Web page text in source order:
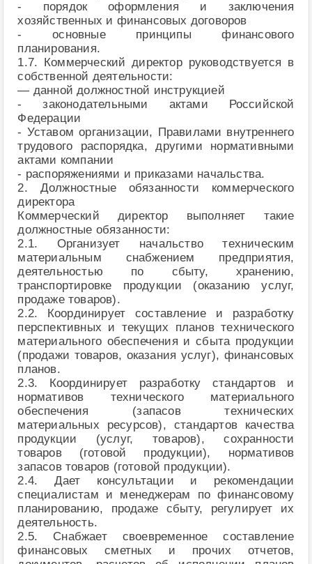
- порядок оформления и заключения
хозяйственных и финансовых договоров
- основные принципы финансового
планирования.
1.7. Коммерческий директор руководствуется в
собственной деятельности:
— данной должностной инструкцией
- законодательными актами Российской
Федерации
- Уставом организации, Правилами внутреннего
трудового распорядка, другими нормативными
актами компании
- распоряжениями и приказами начальства.
2. Должностные обязанности коммерческого
директора
Коммерческий директор выполняет такие
должностные обязанности:
2.1. Организует начальство техническим
материальным снабжением предприятия,
деятельностью по сбыту, хранению,
транспортировке продукции (оказанию услуг,
продаже товаров).
2.2. Координирует составление и разработку
перспективных и текущих планов технического
материального обеспечения и сбыта продукции
(продажи товаров, оказания услуг), финансовых
планов.
2.3. Координирует разработку стандартов и
нормативов технического материального
обеспечения (запасов технических
материальных ресурсов), стандартов качества
продукции (услуг, товаров), сохранности
товаров (готовой продукции), нормативов
запасов товаров (готовой продукции).
2.4. Дает консультации и рекомендации
специалистам и менеджерам по финансовому
планированию, продаже сбыту, регулирует их
деятельность.
2.5. Снабжает своевременное составление
финансовых сметных и прочих отчетов,